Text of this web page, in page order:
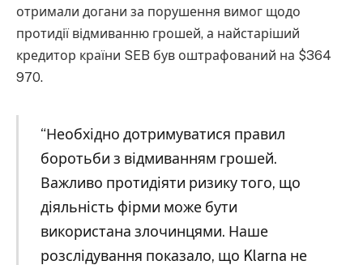
отримали догани за порушення вимог щодо
протидії відмиванню грошей, а найстаріший
кредитор країни SEB був оштрафований на $364
970.
“Необхідно дотримуватися правил
боротьби з відмиванням грошей.
Важливо протидіяти ризику того, що
діяльність фірми може бути
використана злочинцями. Наше
розслідування показало, що Klarna не